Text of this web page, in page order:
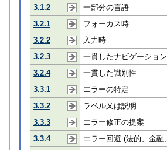
3.1.2
一部分の言語
3.2.1
フォーカス時
3.2.2
入力時
3.2.3
一貫したナビゲーション
3.2.4
一貫した識別性
3.3.1
エラーの特定
3.3.2
ラベル又は説明
3.3.3
エラー修正の提案
3.3.4
エラー回避 (法的、金融